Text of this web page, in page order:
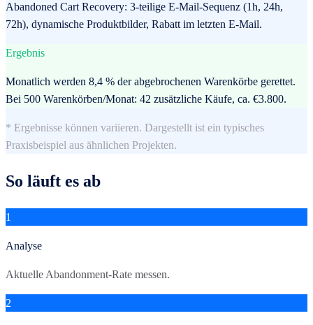
Abandoned Cart Recovery: 3-teilige E-Mail-Sequenz (1h, 24h,
72h), dynamische Produktbilder, Rabatt im letzten E-Mail.
Ergebnis
Monatlich werden 8,4 % der abgebrochenen Warenkörbe gerettet.
Bei 500 Warenkörben/Monat: 42 zusätzliche Käufe, ca. €3.800.
* Ergebnisse können variieren. Dargestellt ist ein typisches
Praxisbeispiel aus ähnlichen Projekten.
So läuft es ab
1
Analyse
Aktuelle Abandonment-Rate messen.
2